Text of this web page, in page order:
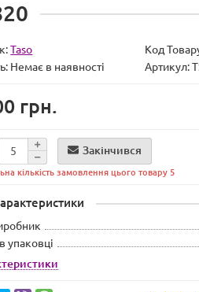
Taso
Код
Немає в наявності Артикул:
грн.
Закінчився
кількість замовлення цього товару 5
упаковці